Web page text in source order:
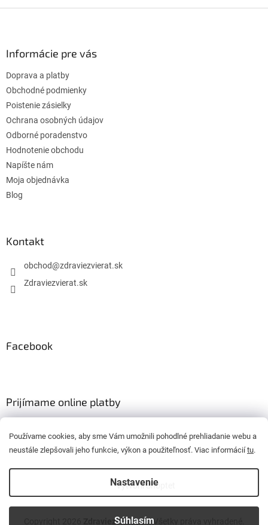
Používame cookies, aby sme Vám umožnili pohodlné prehliadanie webu a
neustále zlepšovali jeho funkcie, výkon a použiteľnosť. Viac informáciítu.
Nastavenie
Súhlasím
Informácie pre vás
Doprava a platby
Obchodné podmienky
Poistenie zásielky
Ochrana osobných údajov
Odborné poradenstvo
Hodnotenie obchodu
Napíšte nám
Moja objednávka
Blog
Kontakt
obchod@zdraviezvierat.sk
Zdraviezvierat.sk
Facebook
Prijímame online platby
Vytvoril Shoptet
Zdraviezvierat.sk. Všetky práva vyhradené.